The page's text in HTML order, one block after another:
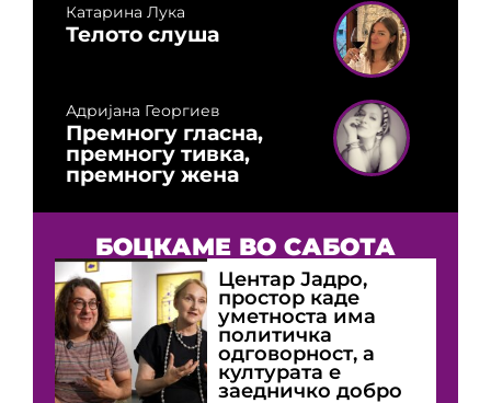
Катарина Лука
Телото слуша
Адријана Георгиев
Премногу гласна,
премногу тивка,
премногу жена
БОЦКАМЕ ВО САБОТА
Центар Јадро,
простор каде
уметноста има
политичка
одговорност, а
културата е
заедничко добро